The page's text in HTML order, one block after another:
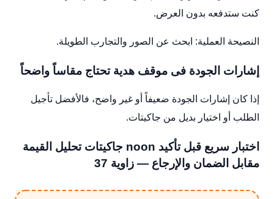
كنت ستدفعه بدون العرض.
النصيحة العملية: ابحث عن الصور والتجارب الطويلة.
إشارات الجودة فى موقف هدية تحتاج مقاساً واضحاً
إذا كان إشارات الجودة ضعيفاً أو غير واضح، فالأفضل تأجيل
الطلب أو اختيار بديل من جاكيتات.
اختبار سريع قبل تأكيد noon جاكيتات تحليل القيمة
مقابل الضمان والإرجاع — زاوية 37